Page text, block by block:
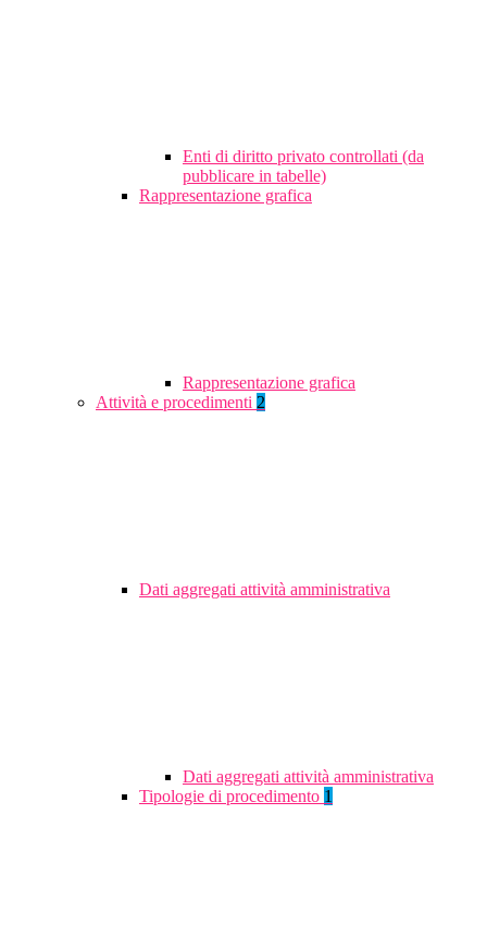
Enti di diritto privato controllati (da
pubblicare in tabelle)
Rappresentazione grafica
Rappresentazione grafica
Attività e procedimenti 2
Dati aggregati attività amministrativa
Dati aggregati attività amministrativa
Tipologie di procedimento 1